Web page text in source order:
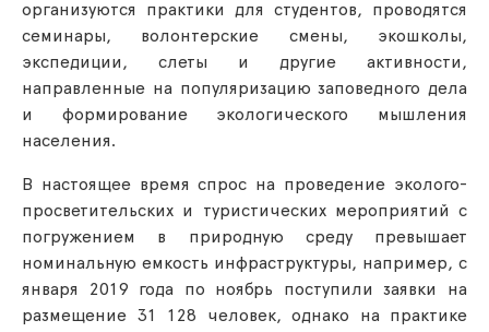
организуются практики для студентов, проводятся
семинары, волонтерские смены, экошколы,
экспедиции, слеты и другие активности,
направленные на популяризацию заповедного дела
и формирование экологического мышления
населения.
В настоящее время спрос на проведение эколого-
просветительских и туристических мероприятий с
погружением в природную среду превышает
номинальную емкость инфраструктуры, например, с
января 2019 года по ноябрь поступили заявки на
размещение 31 128 человек, однако на практике